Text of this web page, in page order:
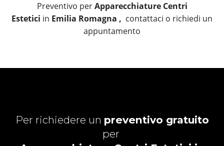
Preventivo perApparecchiature Centri
Estetici in Emilia Romagna , contattaci o richiedi un
appuntamento
Per richiedere un preventivo gratuito
per